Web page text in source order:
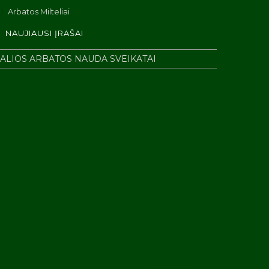
Arbatos Milteliai
NAUJIAUSI ĮRAŠAI
ARBATOS NAUDA SVEIKATAI